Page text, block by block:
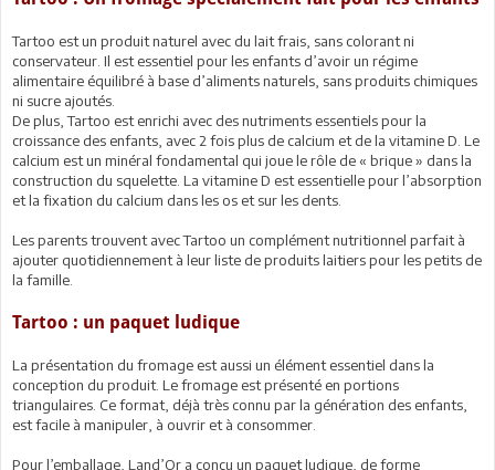
Tartoo est un produit naturel avec du lait frais, sans colorant ni
conservateur. Il est essentiel pour les enfants d’avoir un régime
alimentaire équilibré à base d’aliments naturels, sans produits chimiques
ni sucre ajoutés.
De plus, Tartoo est enrichi avec des nutriments essentiels pour la
croissance des enfants, avec 2 fois plus de calcium et de la vitamine D. Le
calcium est un minéral fondamental qui joue le rôle de « brique » dans la
construction du squelette. La vitamine D est essentielle pour l’absorption
et la fixation du calcium dans les os et sur les dents.
Les parents trouvent avec Tartoo un complément nutritionnel parfait à
ajouter quotidiennement à leur liste de produits laitiers pour les petits de
la famille.
Tartoo : un paquet ludique
La présentation du fromage est aussi un élément essentiel dans la
conception du produit. Le fromage est présenté en portions
triangulaires. Ce format, déjà très connu par la génération des enfants,
est facile à manipuler, à ouvrir et à consommer.
Pour l’emballage, Land’Or a conçu un paquet ludique, de forme